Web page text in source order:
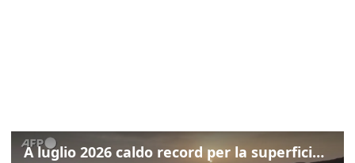
A luglio 2026 caldo record per la superficie dei mari